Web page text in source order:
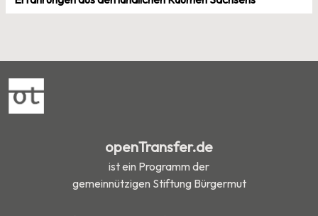
openTransfer.de
ist ein Programm der
gemeinnützigen Stiftung Bürgermut